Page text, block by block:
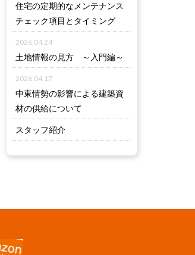
住宅の定期的なメンテナンス
チェック項目とタイミング
2026.04.24
土地情報の見方 ～入門編～
2026.04.17
中東情勢の影響による建築資
材の供給について
スタッフ紹介